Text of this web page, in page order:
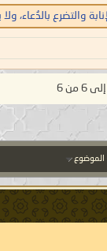
والتضرع بالدُعاء،
الموضوع